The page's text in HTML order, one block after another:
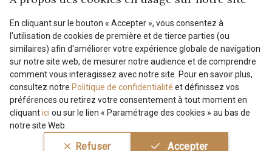
Livraison : France, Belgique, International
Retours & réclamations
FAQ - Questions fréquentes
Modes de paiements
Menu
Tous nos tissus
Magazine
FR EN
Conditions générales de vente
Politique de confidentialité
En cliquant sur le bouton « Accepter », vous consentez à
l'utilisation de cookies de première et de tierce parties (ou
similaires) afin d'améliorer votre expérience globale de navigation
sur notre site web, de mesurer notre audience et de comprendre
comment vous interagissez avec notre site. Pour en savoir plus,
consultez notre Politique de confidentialité et définissez vos
préférences ou retirez votre consentement à tout moment en
cliquantici ou sur le lien « Paramétrage des cookies » au bas de
notre site Web.
Refuser Accepter